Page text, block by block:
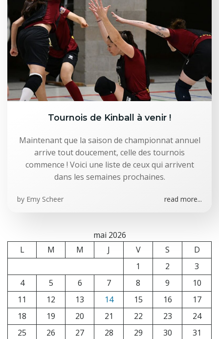
Tournois de Kinball à venir !
Maintenant que la saison de championnat annuel
arrive tout doucement, celle des tournois
commence ! Voici une liste de ceux qui arrivent
dans les semaines prochaines.
by Emy Scheer read more...
mai 2026
L
M M J V S
D
1
2
3
4
5 6 7 8 9
10
11
12 13 14 15 16
17
18
19 20 21 22 23
24
25
26 27 28 29 30 31